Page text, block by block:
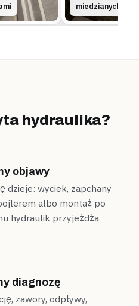
od razu
brodzik od podstaw —
miedzianych
hydraulika?
objawy
dzieje: wyciek, zapchany
albo montaż po
hydraulik przyjeżdża
diagnozę
zawory, odpływy,